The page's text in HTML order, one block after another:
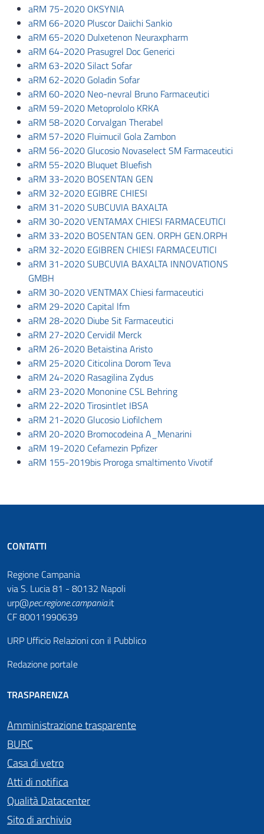
aRM 75-2020 OKSYNIA
aRM 66-2020 Pluscor Daiichi Sankio
aRM 65-2020 Dulxetenon Neuraxpharm
aRM 64-2020 Prasugrel Doc Generici
aRM 63-2020 Silact Sofar
aRM 62-2020 Goladin Sofar
aRM 60-2020 Neo-nevral Bruno Farmaceutici
aRM 59-2020 Metoprololo KRKA
aRM 58-2020 Corvalgan Therabel
aRM 57-2020 Fluimucil Gola Zambon
aRM 56-2020 Glucosio Novaselect SM Farmaceutici
aRM 55-2020 Bluquet Bluefish
aRM 33-2020 BOSENTAN GEN
aRM 32-2020 EGIBRE CHIESI
aRM 31-2020 SUBCUVIA BAXALTA
aRM 30-2020 VENTAMAX CHIESI FARMACEUTICI
aRM 33-2020 BOSENTAN GEN. ORPH GEN.ORPH
aRM 32-2020 EGIBREN CHIESI FARMACEUTICI
aRM 31-2020 SUBCUVIA BAXALTA INNOVATIONS
GMBH
aRM 30-2020 VENTMAX Chiesi farmaceutici
aRM 29-2020 Capital lfm
aRM 28-2020 Diube Sit Farmaceutici
aRM 27-2020 Cervidil Merck
aRM 26-2020 Betaistina Aristo
aRM 25-2020 Citicolina Dorom Teva
aRM 24-2020 Rasagilina Zydus
aRM 23-2020 Mononine CSL Behring
aRM 22-2020 Tirosintlet IBSA
aRM 21-2020 Glucosio Liofilchem
aRM 20-2020 Bromocodeina A_Menarini
aRM 19-2020 Cefamezin Ppfizer
aRM 155-2019bis Proroga smaltimento Vivotif
CONTATTI
Regione Campania
via S. Lucia 81 - 80132 Napoli
urp@pec.regione.campania.it
CF 80011990639
URP Ufficio Relazioni con il Pubblico
Redazione portale
TRASPARENZA
Amministrazione trasparente
BURC
Casa di vetro
Atti di notifica
Qualità Datacenter
Sito di archivio